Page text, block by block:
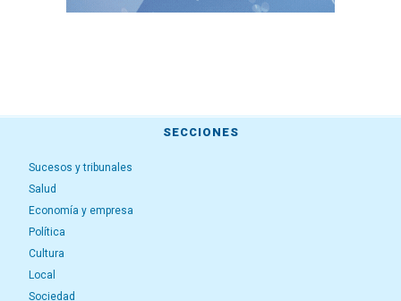
SECCIONES
Sucesos y tribunales
Salud
Economía y empresa
Política
Cultura
Local
Sociedad